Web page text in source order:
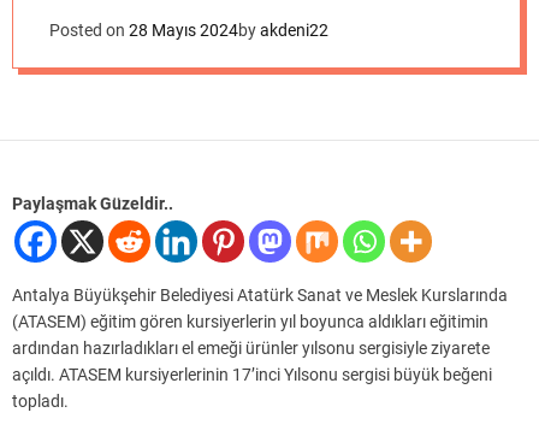
Posted on 28 Mayıs 2024byakdeni22
Paylaşmak Güzeldir..
Antalya Büyükşehir Belediyesi Atatürk Sanat ve Meslek Kurslarında
(ATASEM) eğitim gören kursiyerlerin yıl boyunca aldıkları eğitimin
ardından hazırladıkları el emeği ürünler yılsonu sergisiyle ziyarete
açıldı. ATASEM kursiyerlerinin 17’inci Yılsonu sergisi büyük beğeni
topladı.